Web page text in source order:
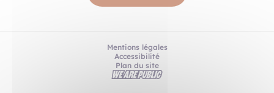
Mentions légales
Accessibilité
Plan du site